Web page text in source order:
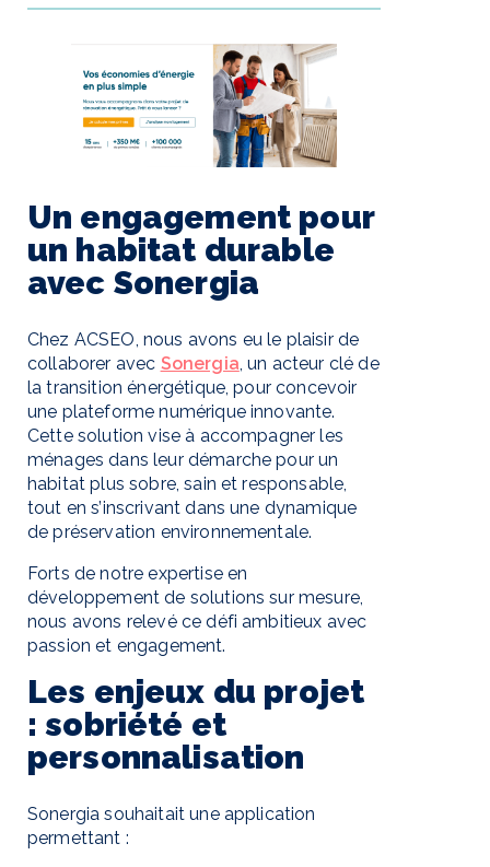
Un engagement pour
un habitat durable
avec Sonergia
Chez ACSEO, nous avons eu le plaisir de
collaborer avec Sonergia , un acteur clé de
la transition énergétique, pour concevoir
une plateforme numérique innovante.
Cette solution vise à accompagner les
ménages dans leur démarche pour un
habitat plus sobre, sain et responsable,
tout en s’inscrivant dans une dynamique
de préservation environnementale.
Forts de notre expertise en
développement de solutions sur mesure,
nous avons relevé ce défi ambitieux avec
passion et engagement.
Les enjeux du projet
: sobriété et
personnalisation
Sonergia souhaitait une application
permettant :